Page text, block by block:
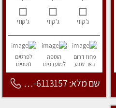
ג’קוזי ג’קוזי ג’קוזי
מחוז דרום
באר שבע
הוספה
למועדפים
לפרטים
נוספים
שם מלא: 053-6113157